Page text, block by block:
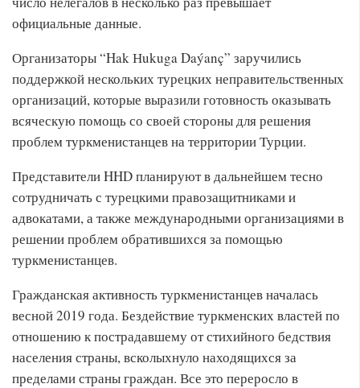
официальные данные.
Организаторы “Hak Нukuga Daýanç” заручились
поддержкой нескольких турецких неправительственных
организаций, которые выразили готовность оказывать
всяческую помощь со своей стороны для решения
проблем туркменистанцев на территории Турции.
Представители HHD планируют в дальнейшем тесно
сотрудничать с турецкими правозащитниками и
адвокатами, а также международными организациями в
решении проблем обратившихся за помощью
туркменистанцев.
Гражданская активность туркменистанцев началась
весной 2019 года. Бездействие туркменских властей по
отношению к пострадавшему от стихийного бедствия
населения страны, всколыхнуло находящихся за
пределами страны граждан. Все это переросло в